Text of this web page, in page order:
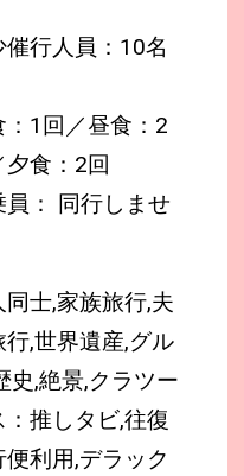
催行人員：10名
：1回／昼食：2
夕食：2回
員： 同行しませ
同士,家族旅行,夫
行,世界遺産,グル
史,絶景,クラツー
：推しタビ,往復
便利用,デラック